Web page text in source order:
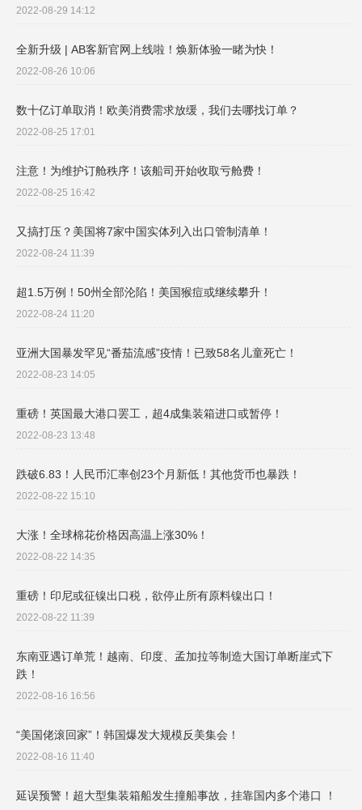
2022-08-29 14:12
全新升级 | AB客新官网上线啦！焕新体验一睹为快！
2022-08-26 10:06
数十亿订单取消！欧美消费需求放缓，我们去哪找订单？
2022-08-25 17:01
注意！为维护订舱秩序！该船司开始收取亏舱费！
2022-08-25 16:42
又搞打压？美国将7家中国实体列入出口管制清单！
2022-08-24 11:39
超1.5万例！50州全部沦陷！美国猴痘或继续攀升！
2022-08-24 11:20
亚洲大国暴发罕见“番茄流感”疫情！已致58名儿童死亡！
2022-08-23 14:05
重磅！英国最大港口罢工，超4成集装箱进口或暂停！
2022-08-23 13:48
跌破6.83！人民币汇率创23个月新低！其他货币也暴跌！
2022-08-22 15:10
大涨！全球棉花价格因高温上涨30%！
2022-08-22 14:35
重磅！印尼或征镍出口税，欲停止所有原料镍出口！
2022-08-22 11:39
东南亚遇订单荒！越南、印度、孟加拉等制造大国订单断崖式下
跌！
2022-08-16 16:56
“美国佬滚回家”！韩国爆发大规模反美集会！
2022-08-16 11:40
延误预警！超大型集装箱船发生撞船事故，挂靠国内多个港口 ！